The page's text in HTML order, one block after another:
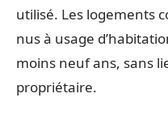
utilisé. Les logements
nus à usage
moins neuf ans, sans
propriétaire.